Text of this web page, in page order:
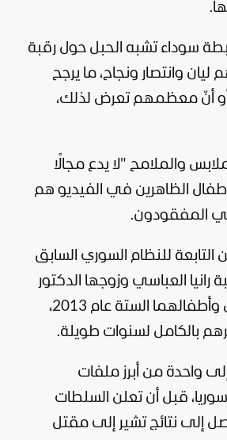
سوداء تشبه الحبل حول رقبة
ليان وانتصار ونجاح، ما يرجح
أو أنّ معظمهم تعرض لذلك،
والملامح "لا يدع مجالًا
الظاهرين في الفيديو هم
المفقودون.
التابعة للنظام السوري السابق
رانيا العباسي وزوجها الدكتور
عبد الرحمن ياسين وأطفالهما الستة عام 2013،
بالكامل لسنوات طويلة.
واحدة من أبرز ملفات
سوريا، قبل أن تعلن السلطات
إلى نتائج تشير إلى مقتل